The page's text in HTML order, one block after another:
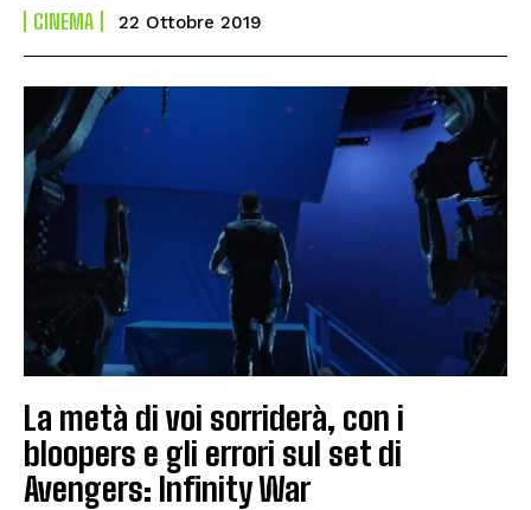
CINEMA 22 Ottobre 2019
La metà di voi sorriderà, con i
bloopers e gli errori sul set di
Avengers: Infinity War